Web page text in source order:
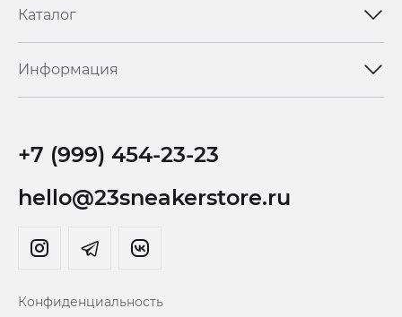
Каталог
Информация
+7 (999) 454-23-23
hello@23sneakerstore.ru
Конфиденциальность